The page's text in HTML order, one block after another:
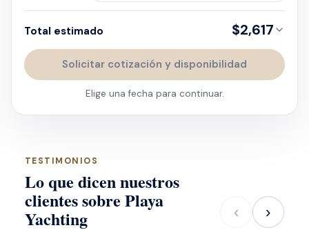
Total estimado $2,617
Solicitar cotización y disponibilidad
Elige una fecha para continuar.
TESTIMONIOS
Lo que dicen nuestros
clientes sobre Playa
Yachting ‹ ›